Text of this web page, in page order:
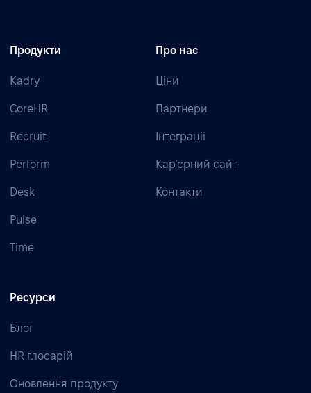
Продукти
Kadry
CoreHR
Recruit
Perform
Desk
Pulse
Time
Про нас
Ціни
Партнери
Інтеграції
Кар’єрний сайт
Контакти
Ресурси
Блог
HR глосарій
Оновлення продукту